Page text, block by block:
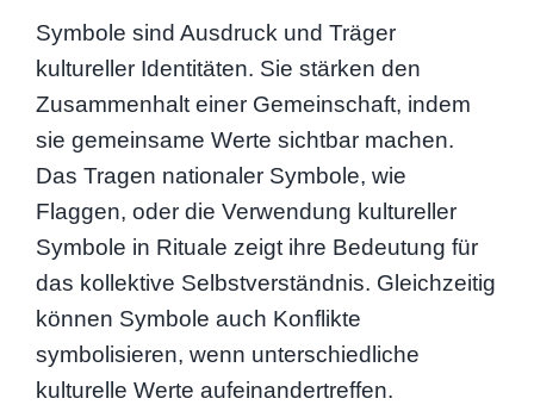
Symbole sind Ausdruck und Träger
kultureller Identitäten. Sie stärken den
Zusammenhalt einer Gemeinschaft, indem
sie gemeinsame Werte sichtbar machen.
Das Tragen nationaler Symbole, wie
Flaggen, oder die Verwendung kultureller
Symbole in Rituale zeigt ihre Bedeutung für
das kollektive Selbstverständnis. Gleichzeitig
können Symbole auch Konflikte
symbolisieren, wenn unterschiedliche
kulturelle Werte aufeinandertreffen.